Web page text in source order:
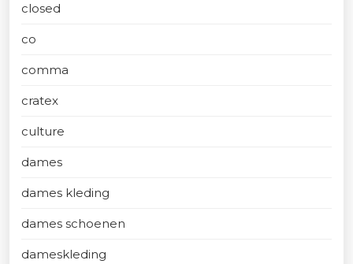
closed
co
comma
cratex
culture
dames
dames kleding
dames schoenen
dameskleding